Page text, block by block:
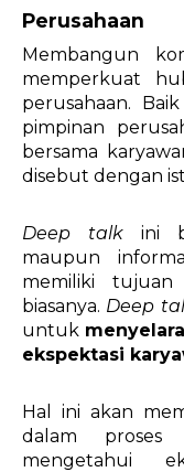
Perusahaan
Membangun
memperkuat
perusahaan.
pimpinan
bersama
disebut dengan
Deep talk ini
maupun
memiliki
biasanya. Deep
untuk
ekspektasi
Hal ini akan
dalam proses
mengetahui